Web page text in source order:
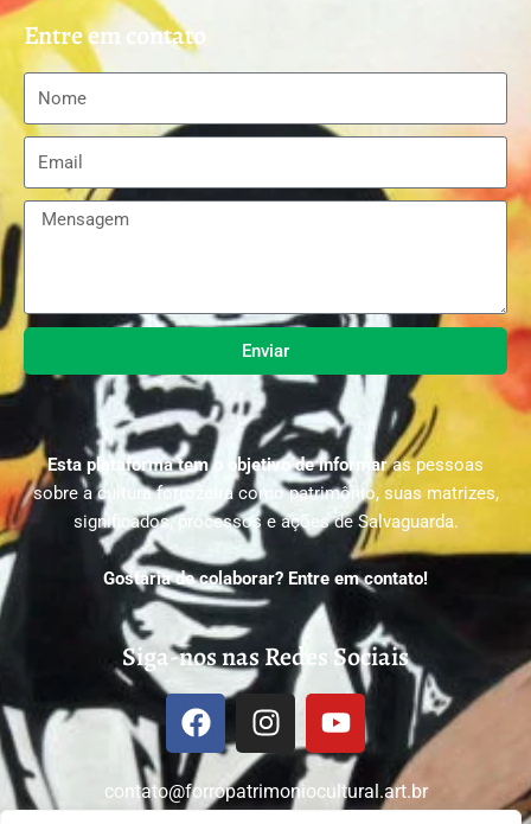
Entre em contato
Enviar
Esta plataforma tem o objetivo de informaras pessoas
sobre a cultura forrozeira como patrimônio, suas matrizes,
significados, processos e ações de Salvaguarda.
Gostaria de colaborar? Entre em contato!
Siga-nos nas Redes Sociais
contato@forropatrimoniocultural.art.br